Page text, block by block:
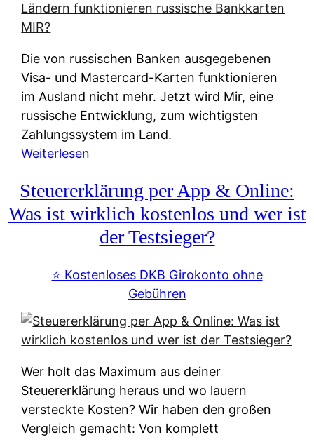
t
n
a
t
i
v
e
&
f
r
e
u
s
u
n
f
t
Die von russischen Banken ausgegebenen
Visa- und Mastercard-Karten funktionieren
im Ausland nicht mehr. Jetzt wird Mir, eine
russische Entwicklung, zum wichtigsten
Zahlungssystem im Land.
Weiterlesen
a
h
g
s
y
t
e
m
M
Steuererklärung per App & Online:
Was ist wirklich kostenlos und wer ist
der Testsieger?
⭐️ Kostenloses DKB Girokonto ohne
Gebühren
Wer holt das Maximum aus deiner
Steuererklärung heraus und wo lauern
versteckte Kosten? Wir haben den großen
Vergleich gemacht: Von komplett